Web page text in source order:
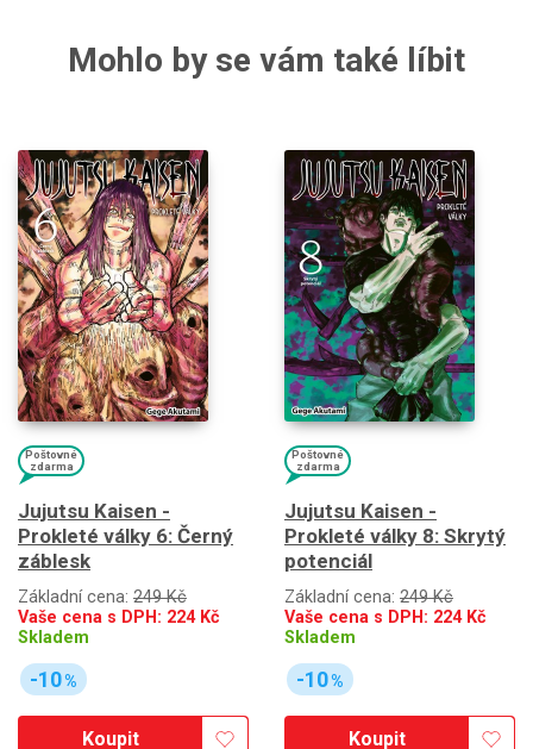
Mohlo by se vám také líbit
Poštovné
zdarma
Jujutsu Kaisen -
Prokleté války 6: Černý
záblesk
Základní cena: 249 Kč
Vaše cena s DPH: 224Kč
Skladem
-10%
Koupit
Poštovné
zdarma
Jujutsu Kaisen -
Prokleté války 8: Skrytý
potenciál
Základní cena: 249 Kč
Vaše cena s DPH: 224Kč
Skladem
-10%
Koupit